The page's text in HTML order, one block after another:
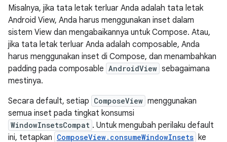
Misalnya, jika tata letak terluar Anda adalah tata letak
Android View, Anda harus menggunakan inset dalam
sistem View dan mengabaikannya untuk Compose. Atau,
jika tata letak terluar Anda adalah composable, Anda
harus menggunakan inset di Compose, dan menambahkan
padding pada composable AndroidView sebagaimana
mestinya.
Secara default, setiap ComposeView menggunakan
semua inset pada tingkat konsumsi
WindowInsetsCompat . Untuk mengubah perilaku default
ini, tetapkan ComposeView.consumeWindowInsets ke